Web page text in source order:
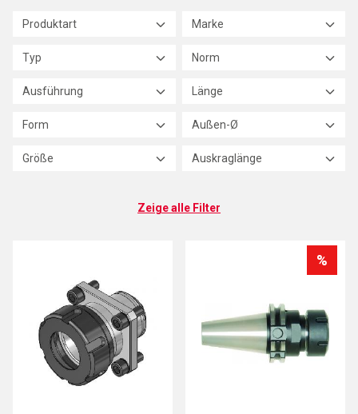
Produktart Marke
Typ Norm
Ausführung Länge
Form Außen-Ø
Größe Auskraglänge
Zeige alle Filter
%